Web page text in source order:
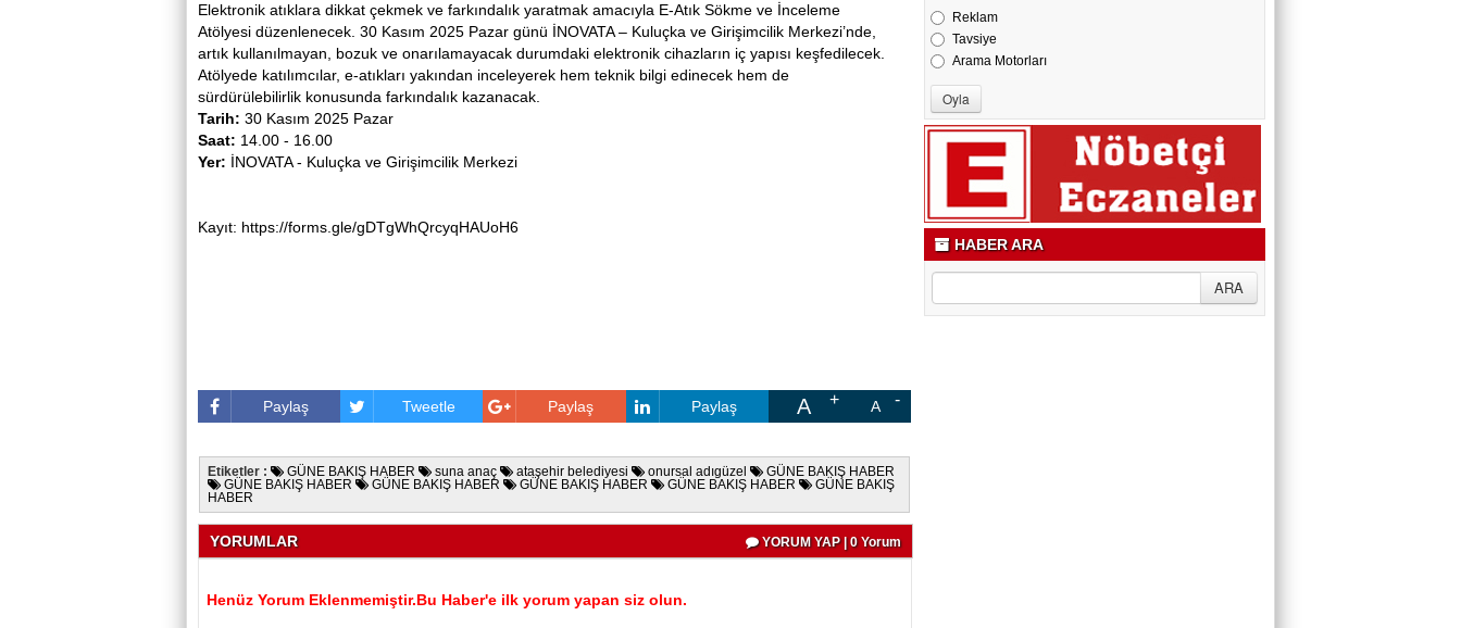
Elektronik atıklara dikkat çekmek ve farkındalık yaratmak amacıyla E-Atık Sökme ve İnceleme
Atölyesi düzenlenecek. 30 Kasım 2025 Pazar günü İNOVATA – Kuluçka ve Girişimcilik Merkezi’nde,
artık kullanılmayan, bozuk ve onarılamayacak durumdaki elektronik cihazların iç yapısı keşfedilecek.
Atölyede katılımcılar, e-atıkları yakından inceleyerek hem teknik bilgi edinecek hem de
sürdürülebilirlik konusunda farkındalık kazanacak.
Tarih: 30 Kasım 2025 Pazar
Saat: 14.00 - 16.00
Yer: İNOVATA - Kuluçka ve Girişimcilik Merkezi
Kayıt: https://forms.gle/gDTgWhQrcyqHAUoH6
Paylaş Tweetle Paylaş Paylaş A A
Etiketler : GÜNE BAKIŞ HABER suna anaç ataşehir belediyesi onursal adıgüzel
GÜNE BAKIŞ HABER
GÜNE BAKIŞ HABER
GÜNE BAKIŞ HABER GÜNE BAKIŞ HABER GÜNE BAKIŞ HABER
GÜNE BAKIŞ
HABER
YORUMLAR YORUM YAP | 0 Yorum
Henüz Yorum Eklenmemiştir.Bu Haber'e ilk yorum yapan siz olun.
Reklam
Tavsiye
Arama Motorları
HABER ARA